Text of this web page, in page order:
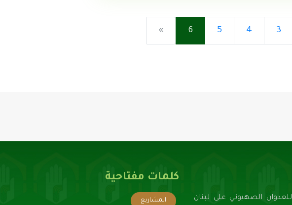
3
4
5
6
»
الصهيونـي على لبنان
كلمات مفتاحية
المشاريع